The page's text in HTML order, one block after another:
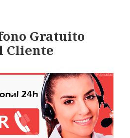
Gratuito
Cliente